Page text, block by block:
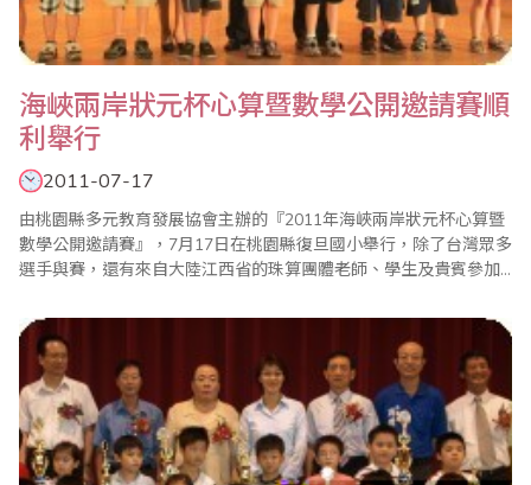
海峽兩岸狀元杯心算暨數學公開邀請賽順
利舉行
2011-07-17
由桃園縣多元教育發展協會主辦的『2011年海峽兩岸狀元杯心算暨
數學公開邀請賽』，7月17日在桃園縣復旦國小舉行，除了台灣眾多
選手與賽，還有來自大陸江西省的珠算團體老師、學生及貴賓參加
全球學童學習之才藝課程；二十一世紀科技發達，電腦盛行，卻也
無法取代珠心算對數學運算能力提升的功能；她期勉海內外珠算界
人士不斷努力，以使這項重要的中華國粹能在全球..